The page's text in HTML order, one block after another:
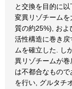
と交換を目的に
変異リゾチーム
質の約25%), およ
活性構造に巻き
ムを確立した. し
異リゾチームが
は不都合なもの
を行い, グルタチ